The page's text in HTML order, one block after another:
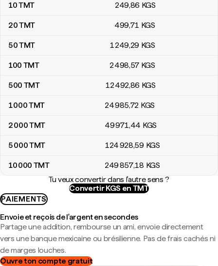
10TMT 249,86 KGS
20TMT 499,71 KGS
50TMT 1 249,29 KGS
100 TMT 2 498,57 KGS
500 TMT 12 492,86 KGS
1 000TMT 24 985,72 KGS
2 000TMT 49 971,44 KGS
5 000TMT 124 928,59 KGS
10 000 TMT 249 857,18 KGS
Tu veux convertir dans l'autre sens ?
Convertir KGS en TMT
PAIEMENTS
Envoie et reçois de l'argent en secondes
Partage une addition, rembourse un ami, envoie directement
vers une banque mexicaine ou brésilienne. Pas de frais cachés ni
de marges louches.
Ouvre ton compte gratuit